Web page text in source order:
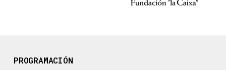
PROGRAMACIÓN